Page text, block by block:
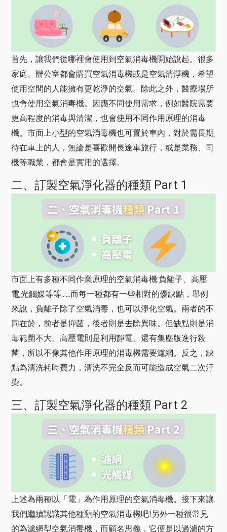
首先，讓我們從哪裡會使用到空氣消毒機開始說起。很多
家庭、辦公室都會購買空氣消毒機或是空氣清淨機，希望
使用空間的人能擁有更乾淨的空氣。除此之外，醫療場所
也會使用空氣消毒機。因應不同使用需求，例如醫院需要
更高程度的消毒與清潔，也會使用不同作用原理的消毒
機。市面上小型的空氣消毒機也可置於車內，對於需長期
待在車上的人，無論是喜歡開長途車旅行，或是業務、司
機等職業，都會是實用的選擇。
二、訂製空氣淨化器的種類 Part 1
市面上有多種不同作業原理的空氣消毒機:負離子、高壓
電,光觸媒等等......而每一種都有一些相對的優缺點，舉例
來說，負離子除了空氣消毒，也可以淨化空氣。兩者的不
同在於，前者是抑菌，後者則是去除異味。但缺點則是消
毒範圍不大。高壓電則是利用靜電、還有集塵版進行殺
菌，所以不像其他作用原理的消毒機需要濾網。反之，缺
點為清洗耗時費力，清洗不完全反而可能造成空氣二次汙
染。
三、訂製空氣淨化器的種類 Part 2
上述為兩種以「電」為作用原理的空氣消毒機。接下來讓
我們繼續認識其他種類的空氣消毒機吧!另外一種很常見
的為濾網型空氣消毒機，而顧名思義，它便是以過濾的方